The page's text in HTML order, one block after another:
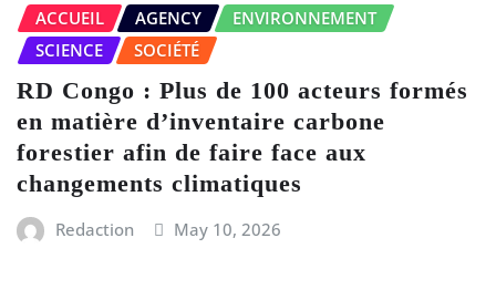
ACCUEIL AGENCY
ENVIRONNEMENT
SCIENCE
SOCIÉTÉ
RD Congo : Plus de 100 acteurs formés
en matière d’inventaire carbone
forestier afin de faire face aux
changements climatiques
Redaction May 10, 2026